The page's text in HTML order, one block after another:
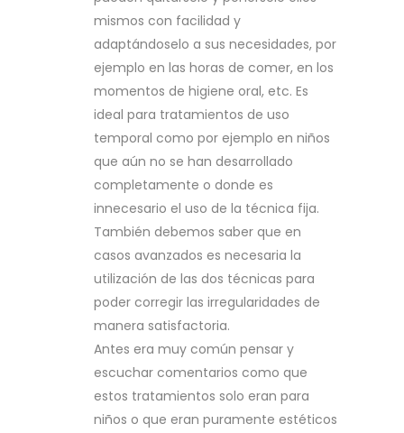
mismos con facilidad y
adaptándoselo a sus necesidades, por
ejemplo en las horas de comer, en los
momentos de higiene oral, etc. Es
ideal para tratamientos de uso
temporal como por ejemplo en niños
que aún no se han desarrollado
completamente o donde es
innecesario el uso de la técnica fija.
También debemos saber que en
casos avanzados es necesaria la
utilización de las dos técnicas para
poder corregir las irregularidades de
manera satisfactoria.
Antes era muy común pensar y
escuchar comentarios como que
estos tratamientos solo eran para
niños o que eran puramente estéticos